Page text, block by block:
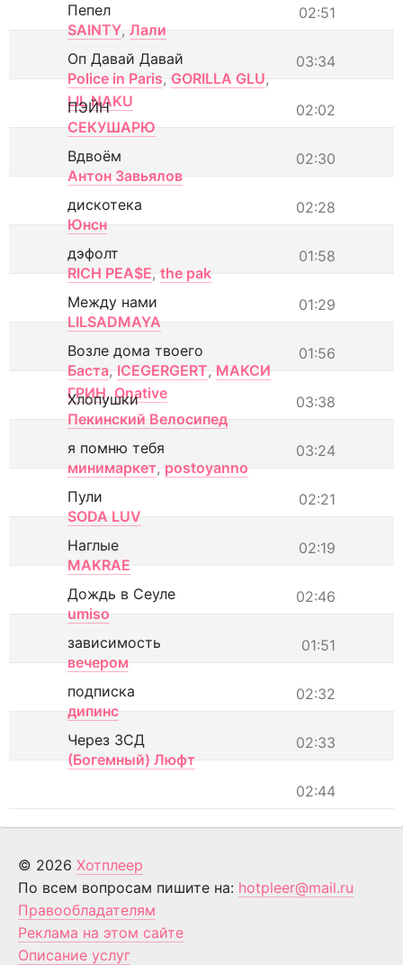
02:51
Пепел
SAINTY, Лали
03:34
Оп Давай Давай
Police in Paris, GORILLA GLU,
LIL NAKU
02:02
ПЭЙН
СЕКУШАРЮ
02:30
Вдвоём
Антон Завьялов
02:28
дискотека
Юнсн
01:58
дэфолт
RICH PEA$E, the pak
01:29
Между нами
LILSADMAYA
01:56
Возле дома твоего
Баста, ICEGERGERT, МАКСИ
ГРИН, Onative 03:38
Хлопушки
Пекинский Велосипед
03:24
я помню тебя
минимаркет, postoyanno
02:21
Пули
SODA LUV
02:19
Наглые
MAKRAE
02:46
Дождь в Сеуле
umiso
01:51
зависимость
вечером
02:32
подписка
дипинс
02:33
Через ЗСД
(Богемный) Люфт
02:44
© 2026 Хотплеер
По всем вопросам пишите на: hotpleer@mail.ru
Правообладателям
Реклама на этом сайте
Описание услуг